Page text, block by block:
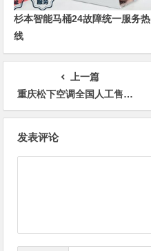
杉本智能马桶24故障统一服务热
线
上一篇
重庆松下空调全国人工售后客服电话24小时人工
发表评论